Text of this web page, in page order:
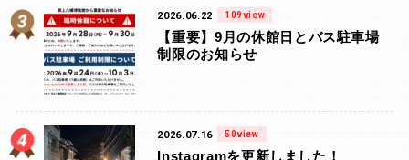
2026.06.22 109view
【重要】9月の休館日とバス駐車場
制限のお知らせ
2026.07.16 50view
Instagramを更新しました！